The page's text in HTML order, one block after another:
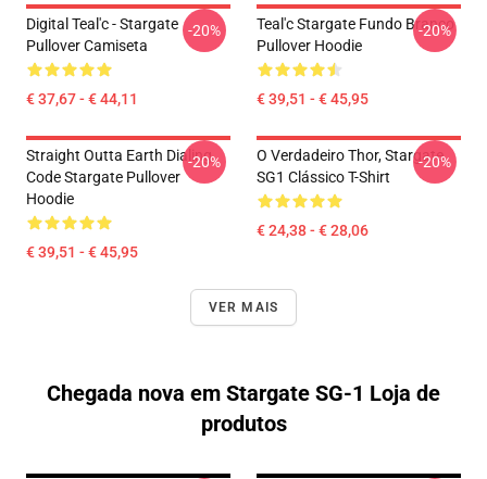
Digital Teal'c - Stargate
Pullover Camiseta
€ 37,67 - € 44,11
-20%
Teal'c Stargate Fundo Branco
Pullover Hoodie
€ 39,51 - € 45,95
-20%
Straight Outta Earth Dialing
Code Stargate Pullover
Hoodie
€ 39,51 - € 45,95
-20%
O Verdadeiro Thor, Stargate
SG1 Clássico T-Shirt
€ 24,38 - € 28,06
-20%
VER MAIS
Chegada nova em Stargate SG-1 Loja de
produtos